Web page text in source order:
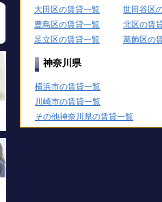
大田区の賃貸一覧
世田谷区
豊島区の賃貸一覧
北区の賃
足立区の賃貸一覧
葛飾区の
神奈川県
横浜市の賃貸一覧
川崎市の賃貸一覧
その他神奈川県の賃貸一覧